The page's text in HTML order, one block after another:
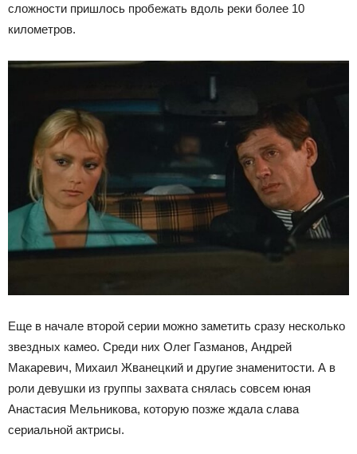
сложности пришлось пробежать вдоль реки более 10
километров.
Еще в начале второй серии можно заметить сразу несколько
звездных камео. Среди них Олег Газманов, Андрей
Макаревич, Михаил Жванецкий и другие знаменитости. А в
роли девушки из группы захвата снялась совсем юная
Анастасия Мельникова, которую позже ждала слава
сериальной актрисы.